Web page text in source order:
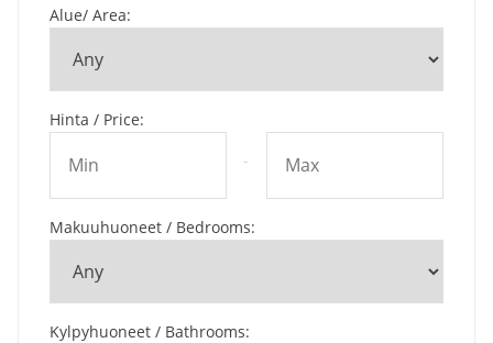
Alue/ Area:
Hinta / Price:
-
Makuuhuoneet / Bedrooms:
Kylpyhuoneet / Bathrooms: